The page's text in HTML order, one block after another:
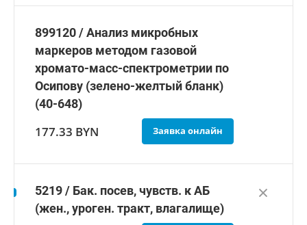
899120 / Анализ микробных
маркеров методом газовой
хромато-масс-спектрометрии по
Осипову (зелено-желтый бланк)
(40-648)
177.33 BYN Заявка онлайн
5219 / Бак. посев, чувств. к АБ
(жен., уроген. тракт, влагалище)